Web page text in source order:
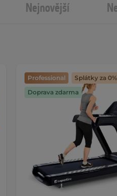
Nejnovější
Professional
Splátky za 0%
Doprava zdarma